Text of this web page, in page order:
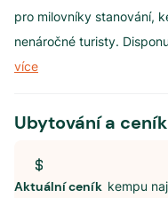
pro milovníky stanování,
nenáročné turisty.
více
Ubytování a ceník
Aktuální ceník kempu